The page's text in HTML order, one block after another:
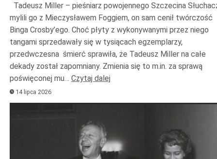
Tadeusz Miller – pieśniarz powojennego Szczecina
mylili go z Mieczysławem Foggiem, on sam cenił twórczość
Binga Crosby’ego. Choć płyty z wykonywanymi przez niego
tangami sprzedawały się w tysiącach egzemplarzy,
przedwczesna śmierć sprawiła, że Tadeusz Miller na całe
dekady został zapomniany. Zmienia się to m.in. za sprawą
poświęconej mu… Czytaj dalej
14 lipca 2026